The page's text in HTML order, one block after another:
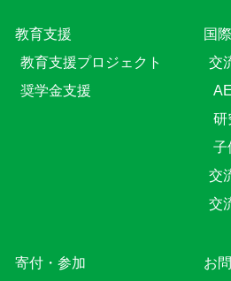
教育⽀援
教育⽀援プロジェクト
奨学金支援
国
交
研
子
交
交
寄付・参加
お